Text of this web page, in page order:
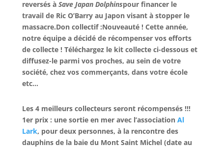
reversés à Save Japan Dolphinspour financer le
travail de Ric O’Barry au Japon visant à stopper le
massacre.Don collectif :Nouveauté ! Cette année,
notre équipe a décidé de récompenser vos efforts
de collecte ! Téléchargez le kit collecte ci-dessous et
diffusez-le parmi vos proches, au sein de votre
société, chez vos commerçants, dans votre école
etc…
Les 4 meilleurs collecteurs seront récompensés !!!
1er prix : une sortie en mer avec l’association Al
Lark, pour deux personnes, à la rencontre des
dauphins de la baie du Mont Saint Michel (date au